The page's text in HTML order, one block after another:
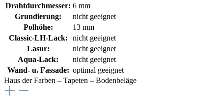
Drahtdurchmesser: 6 mm
Grundierung:
nicht geeignet
Polhöhe:
13 mm
Classic-LH-Lack:
nicht geeignet
Lasur:
nicht geeignet
Aqua-Lack:
nicht geeignet
Wand- u. Fassade: optimal geeignet
Haus der Farben – Tapeten – Bodenbeläge